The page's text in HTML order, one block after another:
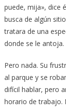
puede, mija», dice
busca de algún
tratara de una
donde se le antoja.
Pero nada. Su
al parque y se
difícil hablar, pero
horario de trabajo.